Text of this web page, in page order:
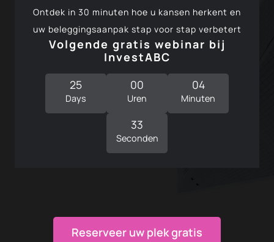
Ontdek in 30 minuten hoe u kansen herkent en
uw beleggingsaanpak stap voor stap verbetert
Volgende gratis webinar bij
InvestABC
25
Days
00
Uren
04
Minuten
32
Seconden
Reserveer uw plek gratis